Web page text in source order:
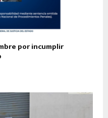
por incumplir